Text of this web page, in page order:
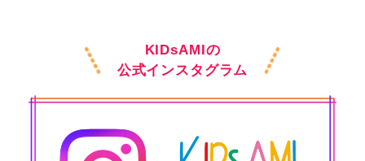
KIDsAMIの
公式インスタグラム